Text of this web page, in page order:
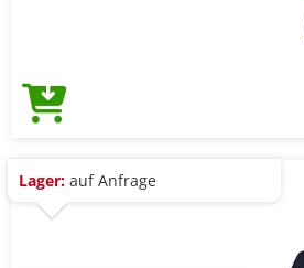
Lager: auf Anfrage